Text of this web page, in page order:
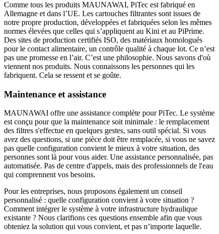
Comme tous les produits MAUNAWAI, PiTec est fabriqué en
Allemagne et dans l’UE. Les cartouches filtrantes sont issues de
notre propre production, développées et fabriquées selon les mêmes
normes élevées que celles qui s’appliquent au Kini et au PiPrime.
Des sites de production certifiés ISO, des matériaux homologués
pour le contact alimentaire, un contrôle qualité à chaque lot. Ce n’est
pas une promesse en l’air. C’est une philosophie. Nous savons d'où
viennent nos produits. Nous connaissons les personnes qui les
fabriquent. Cela se ressent et se goûte.
Maintenance et assistance
MAUNAWAI offre une assistance complète pour PiTec. Le système
est conçu pour que la maintenance soit minimale : le remplacement
des filtres s'effectue en quelques gestes, sans outil spécial. Si vous
avez des questions, si une pièce doit être remplacée, si vous ne savez
pas quelle configuration convient le mieux à votre situation, des
personnes sont là pour vous aider. Une assistance personnalisée, pas
automatisée. Pas de centre d'appels, mais des professionnels de l'eau
qui comprennent vos besoins.
Pour les entreprises, nous proposons également un conseil
personnalisé : quelle configuration convient à votre situation ?
Comment intégrer le système à votre infrastructure hydraulique
existante ? Nous clarifions ces questions ensemble afin que vous
obteniez la solution qui vous convient, et pas n’importe laquelle.